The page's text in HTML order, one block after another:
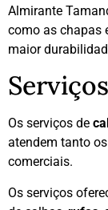
Almirante
como as chapas
maior
Os serviços de
atendem tanto
comerciais.
Os serviços